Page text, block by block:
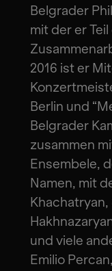
Belgrader
mit der er
2016 ist er
Berlin und
Belgrader
zusammen
Ensembele,
Namen, mit
und viele
Emilio